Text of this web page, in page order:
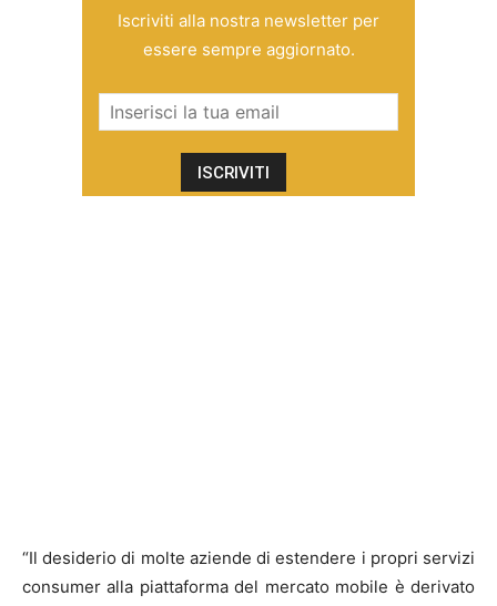
Iscriviti alla nostra newsletter per
essere sempre aggiornato.
“Il desiderio di molte aziende di estendere i propri servizi
consumer alla piattaforma del mercato mobile è derivato